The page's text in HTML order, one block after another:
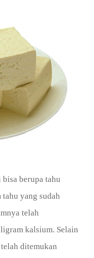
berupa tahu
yang sudah
telah
kalsium. Selain
ditemukan